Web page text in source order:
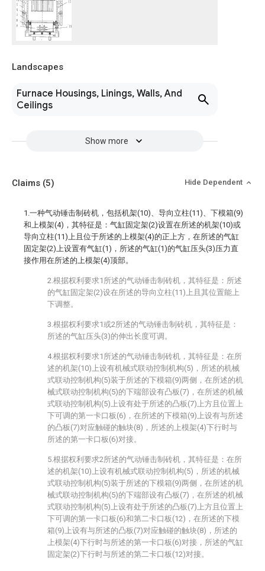
Landscapes
Furnace Housings, Linings, Walls, And
Ceilings
Show more
Claims (5) Hide Dependent
1.一种气动锤击制砖机，包括机架(10)、导向立柱(11)、下模箱(9)
和上模架(4)，其特征是：气缸固定架(2)设置在所述的机架(10)或
导向立柱(11)上且位于所述的上模架(4)的正上方，在所述的气缸
固定架(2)上设置有气缸(1)，所述的气缸(1)的气缸压头(3)压力直
接作用在所述的上模架(4)顶部。
2.根据权利要求1所述的气动锤击制砖机，其特征是：所述
的气缸固定架(2)设在所述的导向立柱(11)上且其位置能上
下调整。
3.根据权利要求1或2所述的气动锤击制砖机，其特征是：
所述的气缸压头(3)的伸出长度可调。
4.根据权利要求1所述的气动锤击制砖机，其特征是：在所
述的机架(10)上设有机械式联动控制机构(5)，所述的机械
式联动控制机构(5)装于所述的下模箱(9)两侧，在所述的机
械式联动控制机构(5)的下端部设有凸板(7)，在所述的机械
式联动控制机构(5)上设有处于所述的凸板(7)上方且位置上
下可调的第一卡口板(6)，在所述的下模箱(9)上设有与所述
的凸板(7)对应触碰的触块(8)，所述的上模架(4)下行时与
所述的第一卡口板(6)对接。
5.根据权利要求2所述的气动锤击制砖机，其特征是：在所
述的机架(10)上设有机械式联动控制机构(5)，所述的机械
式联动控制机构(5)装于所述的下模箱(9)两侧，在所述的机
械式联动控制机构(5)的下端部设有凸板(7)，在所述的机械
式联动控制机构(5)上设有处于所述的凸板(7)上方且位置上
下可调的第一卡口板(6)和第二卡口板(12)，在所述的下模
箱(9)上设有与所述的凸板(7)对应触碰的触块(8)，所述的
上模架(4)下行时与所述的第一卡口板(6)对接，所述的气缸
固定架(2)下行时与所述的第二卡口板(12)对接。